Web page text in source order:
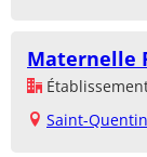
Maternelle
Saint-